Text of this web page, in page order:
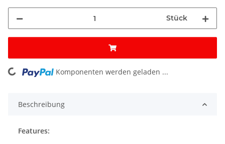
Stück
Loading... Komponenten werden geladen ...
Beschreibung
Features: